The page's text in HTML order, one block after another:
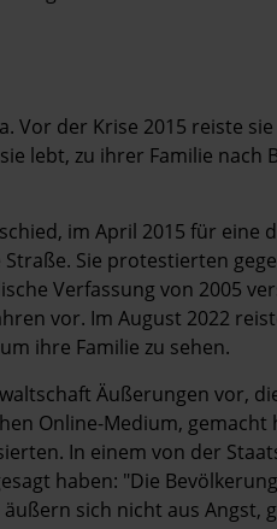
Vor der Krise 2015 reiste
lebt, zu ihrer Familie nach
im April 2015 für eine
Sie protestierten
Verfassung von 2005
vor. Im August 2022
ihre Familie zu sehen.
Äußerungen vor,
Online-Medium, gemacht
In einem von der
haben: "Die
sich nicht aus Angst,